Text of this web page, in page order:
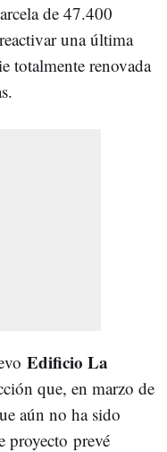
de 47.400
una última
totalmente renovada
Edificio La
que, en marzo de
aún no ha sido
proyecto prevé